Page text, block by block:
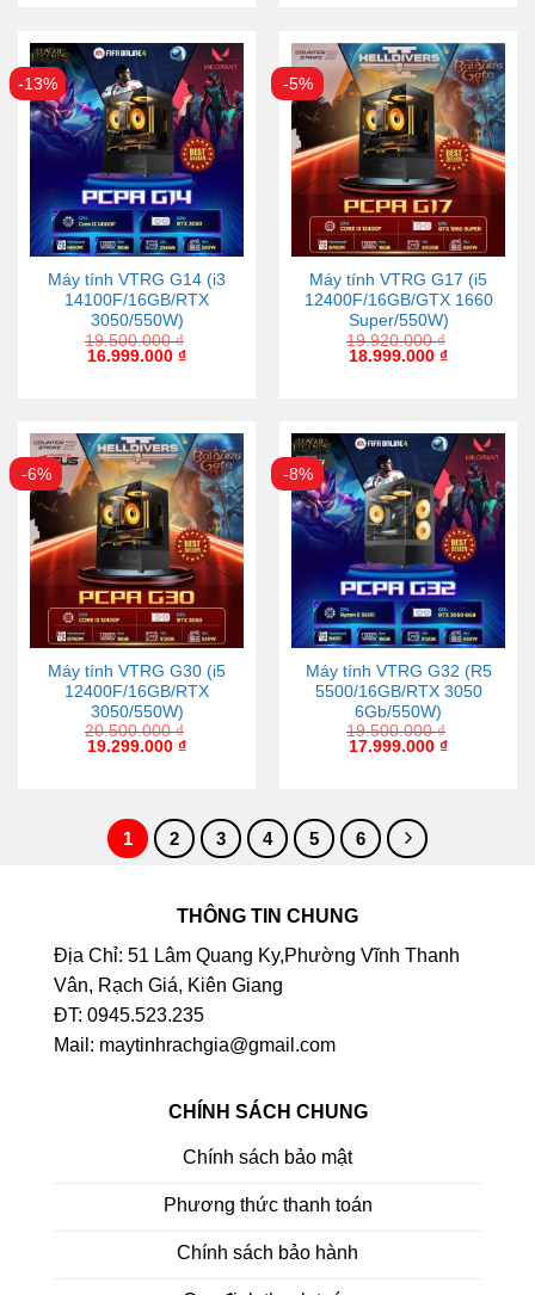
-13%
Máy tính VTRG G14 (i3
14100F/16GB/RTX
3050/550W)
19.500.000₫
16.999.000 ₫
-5%
Máy tính VTRG G17 (i5
12400F/16GB/GTX 1660
Super/550W)
19.920.000₫
18.999.000 ₫
-6%
Máy tính VTRG G30 (i5
12400F/16GB/RTX
3050/550W)
20.500.000₫
19.299.000 ₫
-8%
Máy tính VTRG G32 (R5
5500/16GB/RTX 3050
6Gb/550W)
19.500.000₫
17.999.000 ₫
1 2 3 4 5 6
THÔNG TIN CHUNG
Địa Chỉ: 51 Lâm Quang Ky,Phường Vĩnh Thanh
Vân, Rạch Giá, Kiên Giang
ĐT: 0945.523.235
Mail: maytinhrachgia@gmail.com
CHÍNH SÁCH CHUNG
Chính sách bảo mật
Phương thức thanh toán
Chính sách bảo hành